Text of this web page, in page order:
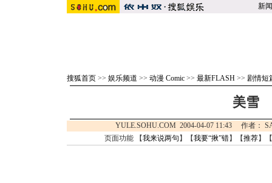
新闻
搜狐首页 >> 娱乐频道 >> 动漫 Comic >> 最新FLASH >> 剧情短
美雪
YULE.SOHU.COM 2004-04-07 11:43 作者：
页面功能 【我来说两句 】【我要“揪”错】【推荐】